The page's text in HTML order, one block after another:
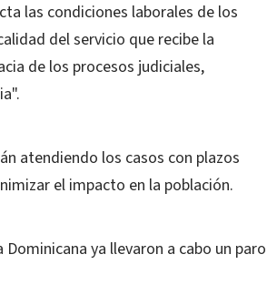
las condiciones laborales de los
del servicio que recibe la
de los procesos judiciales,
atendiendo los casos con plazos
el impacto en la población.
ya llevaron a cabo un paro